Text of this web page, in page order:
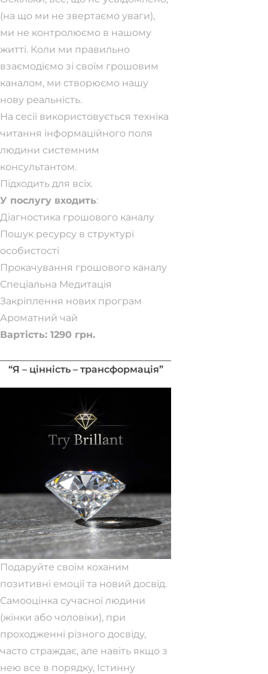
(на що ми не звертаємо уваги),
ми не контролюємо в нашому
житті. Коли ми правильно
взаємодіємо зі своїм грошовим
каналом, ми створюємо нашу
нову реальність.
На сесії використовується техніка
читання інформаційного поля
людини системним
консультантом.
Підходить для всіх.
У послугу входить:
Діагностика грошового каналу
Пошук ресурсу в структурі
особистості
Прокачування грошового каналу
Спеціальна Медитація
Закріплення нових програм
Ароматний чай
Вартість: 1290 грн.
“Я – цінність – трансформація”
Подаруйте своїм коханим
позитивні емоції та новий досвід.
Самооцінка сучасної людини
(жінки або чоловіки), при
проходженні різного досвіду,
часто страждає, але навіть якщо з
нею все в порядку, Істинну